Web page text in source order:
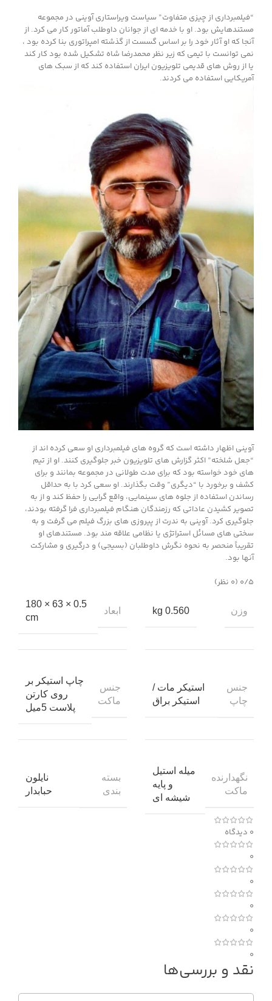
“فیلمبرداری از چیزی متفاوت” سیاست ویراستاری آوینی در مجموعه
مستندهایش بود. او با خدمه ای از جوانان داوطلب آماتور کار می کرد. از
آنجا که او آثار خود را بر اساس گسست از گذشته امپراتوری بنا کرده بود ،
نمی توانست با تیمی که زیر نظر محمدرضا شاه تشکیل شده بود کار کند
یا از روش های قدیمی تلویزیون ایران استفاده کند که از سبک های
آمریکایی استفاده می کردند.
آوینی اظهار داشته است که گروه های فیلمبرداری او سعی کرده اند از
“جعل شلخته” اکثر گزارش های تلویزیون خبر جلوگیری کنند. او از تیم
های خود خواسته بود که برای مدت طولانی در مجموعه بمانند و برای
کشف و برخورد با “دیگری” وقت بگذارند. او سعی کرد با به حداقل
رساندن استفاده از جلوه های سینمایی، واقع گرایی را حفظ کند و از به
تصویر کشیدن عاداتی که رزمندگان هنگام فیلمبرداری فرا گرفته بودند،
جلوگیری کرد. آوینی به ندرت از پیروزی های بزرگ فیلم می گرفت و به
سختی های مسائل استراتژی یا نظامی علاقه مند بود. مستندهای او
تقریباً منحصر به نحوه نگرش داوطلبان (بسیجی) و درگیری و مشارکت
آنها بود.
‫۰/۵ ‫(۰ نظر)
وزن 0.560 kg ابعاد
0.5 × 63 × 180
cm
جنس
چاپ
استیکر مات /
استیکر براق
جنس
ماکت
چاپ استیکر بر
روی کارتن
پلاست 5میل
نگهدارنده
ماکت
میله استیل
و پایه
شیشه ای
بسته
بندی
نایلون
حبابدار
0 دیدگاه
0
0
0
0
0
نقد و بررسی‌ها